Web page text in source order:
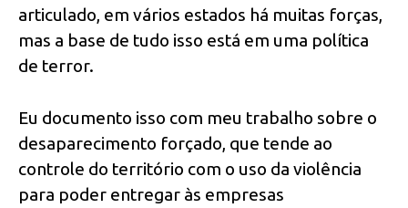
articulado, em vários estados há muitas forças,
mas a base de tudo isso está em uma política
de terror.
Eu documento isso com meu trabalho sobre o
desaparecimento forçado, que tende ao
controle do território com o uso da violência
para poder entregar às empresas